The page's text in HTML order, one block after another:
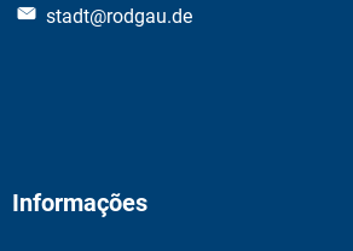
stadt@rodgau.de
Informações